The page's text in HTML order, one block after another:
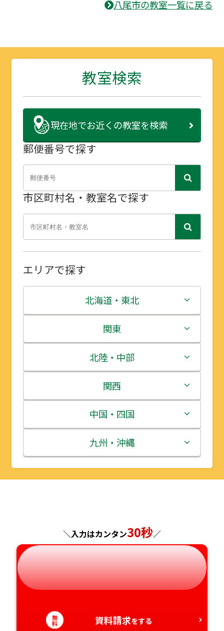
八尾市の教室一覧に戻る
教室検索
現在地でお近くの教室を検索
郵便番号で探す
市区町村名・教室名で探す
エリアで探す
北海道・東北
北海道
青森県
岩手県
宮城県
秋田県
山形県
関東
茨城県
栃木県
群馬県
埼玉県
千葉県
北陸・中部
新潟県
富山県
石川県
福井県
静岡県
関西
三重県
滋賀県
京都府
和歌山県
中国・四国
鳥取県
島根県
山口県
徳島県
九州・沖縄
福岡県
熊本県
大分県
＼入力はカンタン30秒／
無
料 資料請求をする